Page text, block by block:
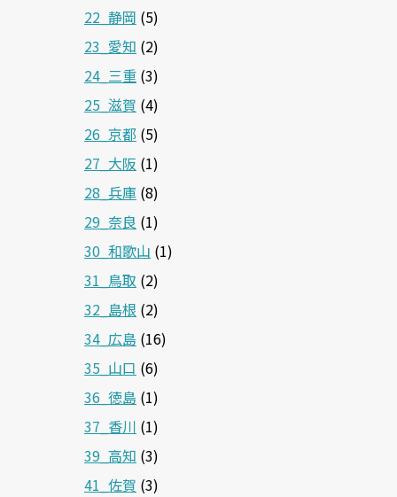
22_静岡 (5)
23_愛知 (2)
24_三重 (3)
25_滋賀 (4)
26_京都 (5)
27_大阪 (1)
28_兵庫 (8)
29_奈良 (1)
30_和歌山 (1)
31_鳥取 (2)
32_島根 (2)
34_広島 (16)
35_山口 (6)
36_徳島 (1)
37_香川 (1)
39_高知 (3)
41_佐賀 (3)